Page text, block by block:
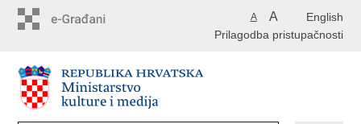
English
A A
Prilagodba pristupačnosti